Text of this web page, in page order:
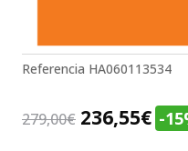
Referencia HA060113534
279,00€ El
236,55€El
-